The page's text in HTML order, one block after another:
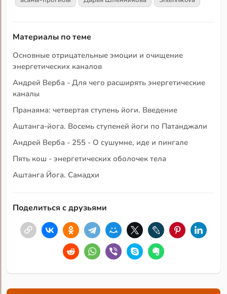
Материалы по теме
Основные отрицательные эмоции и очищение
энергетических каналов
Андрей Верба - Для чего расширять энергетические
каналы
Пранаяма: четвертая ступень йоги. Введение
Аштанга-йога. Восемь ступеней йоги по Патанджали
Андрей Верба - 255 - О сушумне, иде и пингале
Пять кош - энергетических оболочек тела
Аштанга Йога. Самадхи
Поделиться с друзьями